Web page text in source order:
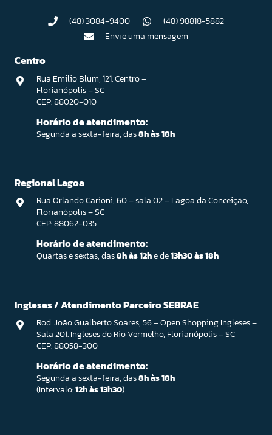
(48) 3084-9400
(48) 98818-5882
Envie uma mensagem
Centro
Rua Emilio Blum, 121. Centro –
Florianópolis – SC
CEP: 88020-010
Horário de atendimento:
Segunda a sexta-feira, das8h às 18h
Regional Lagoa
Rua Orlando Carioni, 60 – sala 02 – Lagoa da Conceição,
Florianópolis – SC
CEP: 88062-035
Horário de atendimento:
Quartas e sextas, das8h às 12he de13h30 às 18h
Ingleses / Atendimento Parceiro SEBRAE
Rod. João Gualberto Soares, 56 – Open Shopping Ingleses –
Sala 201. Ingleses do Rio Vermelho, Florianópolis – SC
CEP: 88058-300
Horário de atendimento:
Segunda a sexta-feira, das8h às 18h
(Intervalo:12h às 13h30)